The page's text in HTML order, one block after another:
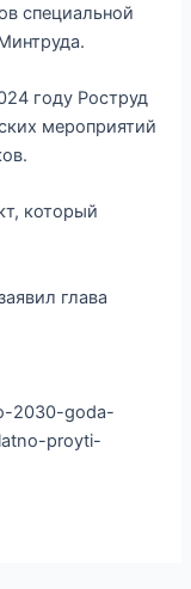
специальной
году Роструд
мероприятий
который
глава
2030-goda-
proyti-